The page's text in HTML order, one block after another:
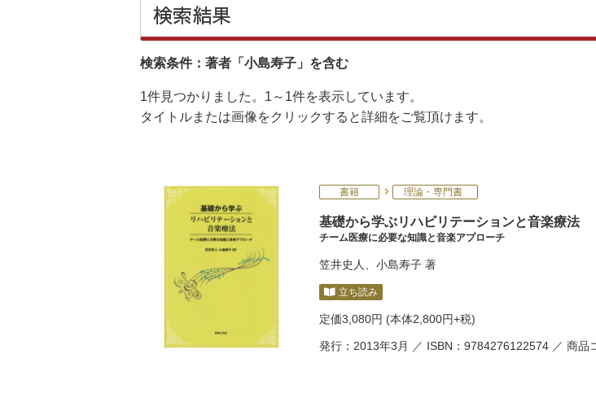
検索結果
検索条件：著者「小島寿子」を含む
1件見つかりました。 1～1件を表示しています。
タイトルまたは画像をクリックすると詳細をご覧頂けます。
書籍 理論・専門書
基礎から学ぶリハビリテーションと音楽療法
チーム医療に必要な知識と音楽アプローチ
笠井史人 小島寿子 著
立ち読み
定価3,080円 (本体2,800円+税)
発行：2013年3月 ／ ISBN：9784276122574 ／ 商品